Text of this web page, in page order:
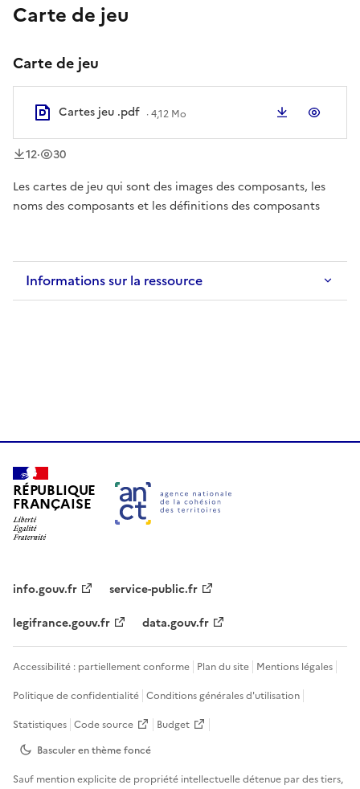
Carte de jeu
Carte de jeu
Cartes jeu .pdf ·4,12 Mo Télécharger
12
téléchargement
· 30
vues
Les cartes de jeu qui sont des images des composants, les
noms des composants et les définitions des composants
Informations sur la ressource
RÉPUBLIQUE
FRANÇAISE
info.gouv.fr
service-public.fr
legifrance.gouv.fr
data.gouv.fr
Accessibilité : partiellement conforme Plan du site Mentions légales
Politique de confidentialité Conditions générales d'utilisation
Statistiques Code source
Budget
Basculer en thèmefoncé
Sauf mention explicite de propriété intellectuelle détenue par des tiers,